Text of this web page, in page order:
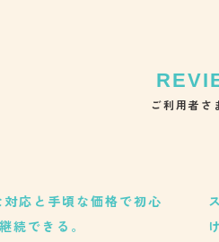
ご利用者さ
格で初心
スマホで完結
けられ、操作